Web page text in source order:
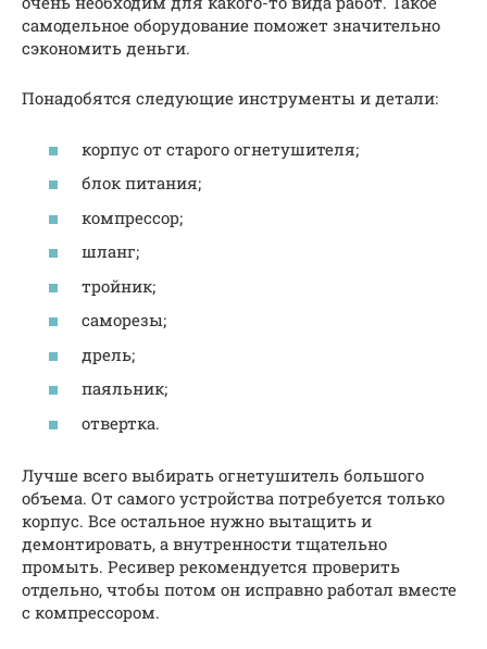
самодельное оборудование поможет значительно
сэкономить деньги.
Понадобятся следующие инструменты и детали:
корпус от старого огнетушителя;
блок питания;
компрессор;
шланг;
тройник;
саморезы;
дрель;
паяльник;
отвертка.
Лучше всего выбирать огнетушитель большого
объема. От самого устройства потребуется только
корпус. Все остальное нужно вытащить и
демонтировать, а внутренности тщательно
промыть. Ресивер рекомендуется проверить
отдельно, чтобы потом он исправно работал вместе
с компрессором.